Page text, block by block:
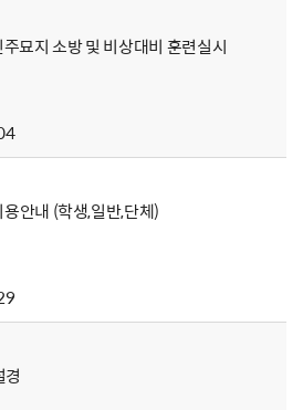
묘지 소방 및 비상대비 훈련실시
안내 (학생,일반,단체)
경